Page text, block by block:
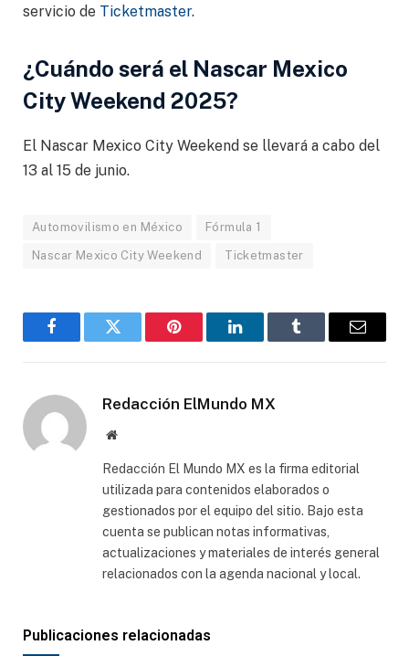
servicio de Ticketmaster.
¿Cuándo será el Nascar Mexico
City Weekend 2025?
El Nascar Mexico City Weekend se llevará a cabo del
13 al 15 de junio.
Automovilismo en México Fórmula 1
Nascar Mexico City Weekend Ticketmaster
FacebookGorjeo Pinterest LinkedInTumblr
Correo
Redacción ElMundo MX
Sitio
Redacción El Mundo MX es la firma editorial
utilizada para contenidos elaborados o
gestionados por el equipo del sitio. Bajo esta
cuenta se publican notas informativas,
actualizaciones y materiales de interés general
relacionados con la agenda nacional y local.
Publicaciones relacionadas